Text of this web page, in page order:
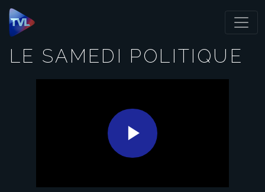
Panneau de gestion des cookies
LE SAMEDI POLITIQUE
Play